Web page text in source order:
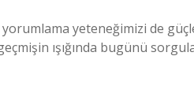
yeteneğimizi de
ışığında bugünü